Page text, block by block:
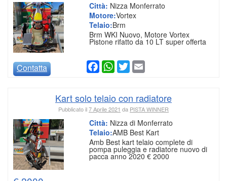
Città: Nizza Monferrato
Motore:Vortex
Telaio:Brm
Brm WKI Nuovo, Motore Vortex
Pistone rifatto da 10 LT super offerta
Contatta Facebook
WhatsApp
Twitter
Kart solo telaio con radiatore
Pubblicato il7 Aprile 2021 da PISTA WINNER
Città: Nizza di Monferrato
Telaio:AMB Best Kart
Amb Best kart telaio complete di
pompa puleggia e radiatore nuovo di
pacca anno 2020 € 2000